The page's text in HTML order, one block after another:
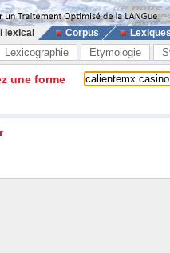
lexical Corpus
Lexicographie Etymologie
une forme